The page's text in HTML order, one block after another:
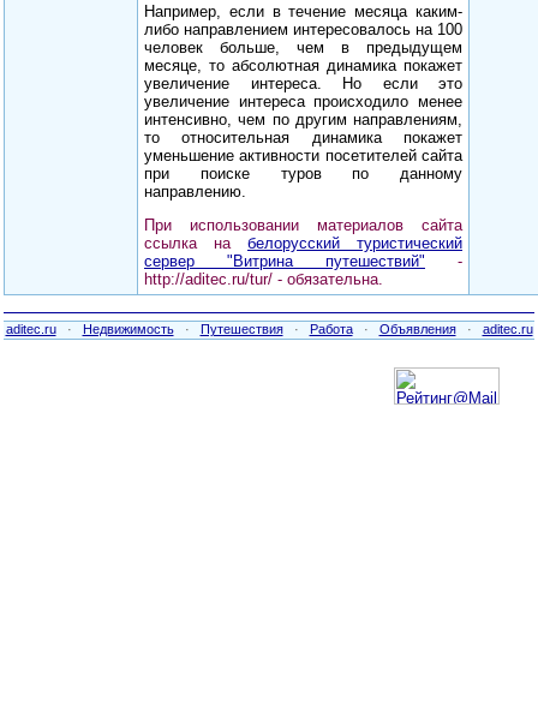
Например, если в течение месяца каким-
либо направлением интересовалось на 100
человек больше, чем в предыдущем
месяце, то абсолютная динамика покажет
увеличение интереса. Но если это
увеличение интереса происходило менее
интенсивно, чем по другим направлениям,
то относительная динамика покажет
уменьшение активности посетителей сайта
при поиске туров по данному
направлению.
При использовании материалов сайта
ссылка на белорусский туристический
сервер "Витрина путешествий" -
http://aditec.ru/tur/ - обязательна.
aditec.ru· Недвижимость· Путешествия· Работа· Объявления· aditec.ru